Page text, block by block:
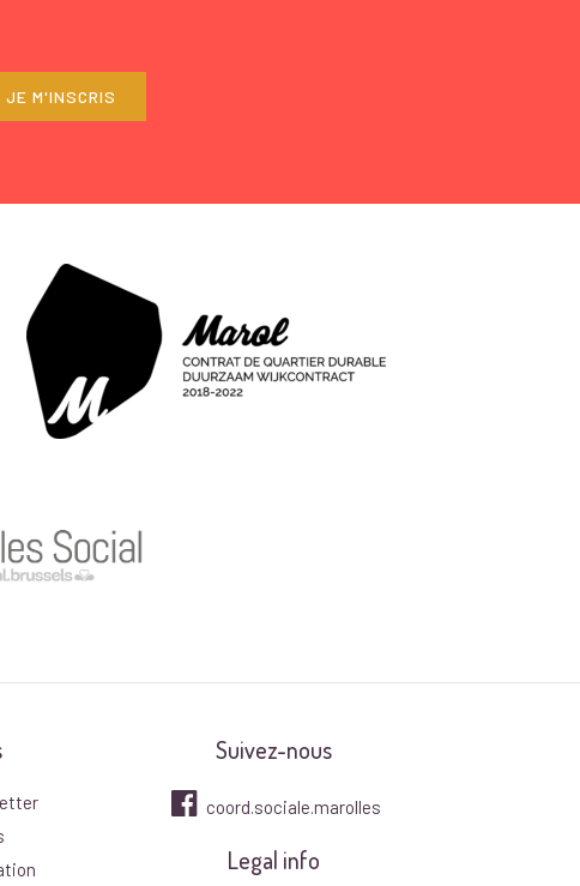
JE M'INSCRIS
Suivez-nous
coord.sociale.marolles
Legal info